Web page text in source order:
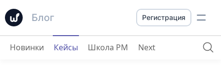
Блог
Sreda Digital: Кейс внедрения worksection в агентство
Регистрация
Новинки Кейсы Школа PM Next